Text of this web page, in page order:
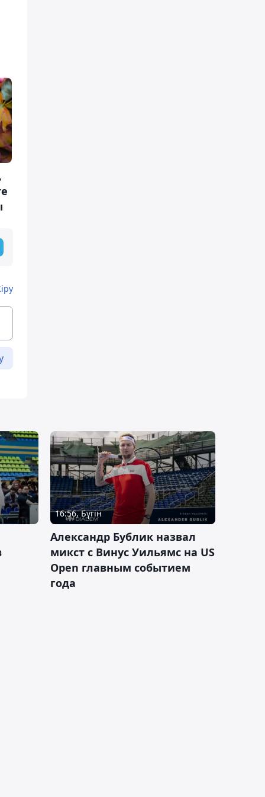
16:56, Бүгін
Александр Бублик назвал
микст с Винус Уильямс на US
Open главным событием
года